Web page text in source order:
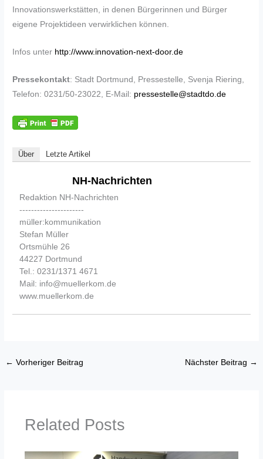
Innovationswerkstätten, in denen Bürgerinnen und Bürger
eigene Projektideen verwirklichen können.
Infos unter http://www.innovation-next-door.de
Pressekontakt: Stadt Dortmund, Pressestelle, Svenja Riering,
Telefon: 0231/50-23022, E-Mail: pressestelle@stadtdo.de
Über Letzte Artikel
NH-Nachrichten
Redaktion NH-Nachrichten
----------------------
müller:kommunikation
Stefan Müller
Ortsmühle 26
44227 Dortmund
Tel.: 0231/1371 4671
Mail: info@muellerkom.de
www.muellerkom.de
← Vorheriger Beitrag Nächster Beitrag →
Related Posts